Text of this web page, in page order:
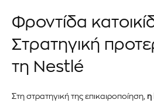
Φροντίδα
Στρατηγική
τη Nestlé
Στη στρατηγική της επικαιροποίηση, η